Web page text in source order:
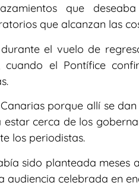
que
que alcanzan las
el vuelo de
cuando el Pontífice
porque allí se
cerca de los
los periodistas.
sido planteada meses
audiencia celebrada en